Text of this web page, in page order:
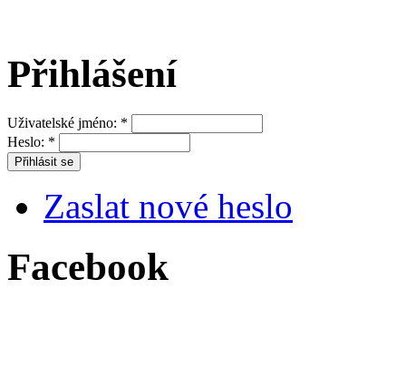
Přihlášení
Uživatelské jméno: *
Heslo: *
Zaslat nové heslo
Facebook